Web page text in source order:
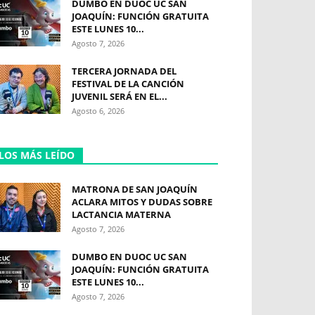
DUMBO EN DUOC UC SAN
JOAQUÍN: FUNCIÓN GRATUITA
ESTE LUNES 10...
Agosto 7, 2026
TERCERA JORNADA DEL
FESTIVAL DE LA CANCIÓN
JUVENIL SERÁ EN EL...
Agosto 6, 2026
MÁS LEÍDO
MATRONA DE SAN JOAQUÍN
ACLARA MITOS Y DUDAS SOBRE
LACTANCIA MATERNA
Agosto 7, 2026
DUMBO EN DUOC UC SAN
JOAQUÍN: FUNCIÓN GRATUITA
ESTE LUNES 10...
Agosto 7, 2026